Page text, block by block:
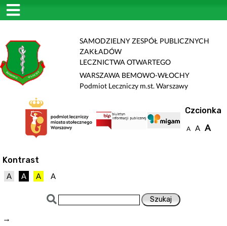
SAMODZIELNY ZESPÓŁ PUBLICZNYCH
ZAKŁADÓW
LECZNICTWA OTWARTEGO
WARSZAWA BEMOWO-WŁOCHY
Podmiot Leczniczy m.st. Warszawy
Czcionka
A A A
Kontrast
A A A A
→